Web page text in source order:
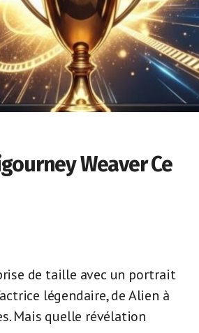
Weaver Ce
de taille avec un portrait
légendaire, de Alien à
Mais quelle révélation